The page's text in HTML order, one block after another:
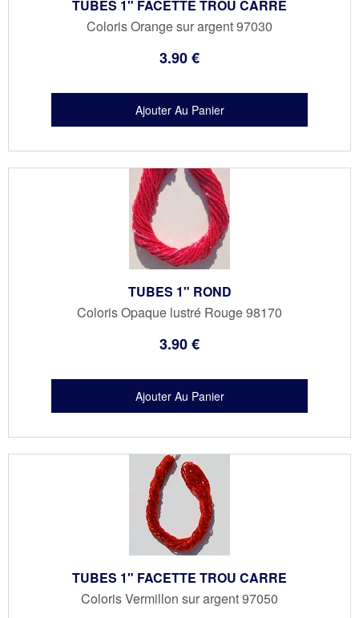
TUBES 1" FACETTE TROU CARRE
Coloris Orange sur argent 97030
3.90€
TUBES 1" ROND
Coloris Opaque lustré Rouge 98170
3.90€
TUBES 1" FACETTE TROU CARRE
Coloris Vermillon sur argent 97050